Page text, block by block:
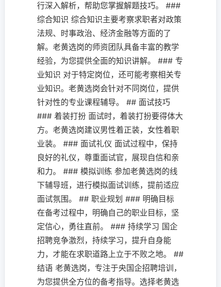
行深入解析，帮助您掌握解题技巧。 ###
综合知识 综合知识主要考察求职者对政策
法规、时事政治、经济金融等方面的了
解。老黄选岗的师资团队具备丰富的教学
经验，为您提供全面的知识讲解。 ### 专
业知识 对于特定岗位，还可能考察相关专
业知识。老黄选岗会针对不同岗位，提供
针对性的专业课程辅导。 ## 面试技巧
### 着装打扮 面试时，着装打扮要得体大
方。老黄选岗建议男性着正装，女性着职
业装。 ### 面试礼仪 面试过程中，保持
良好的礼仪，尊重面试官，展现自信和亲
和力。 ### 模拟训练 参加老黄选岗的线
下辅导班，进行模拟面试训练，提前适应
面试氛围。 ## 职业规划 ### 明确目标
在备考过程中，明确自己的职业目标，坚
定信心，勇往直前。 ### 持续学习 国企
招聘竞争激烈，持续学习，提升自身能
力，才能在求职道路上立于不败之地。 ##
结语 老黄选岗，专注于央国企招聘培训，
为您提供全方位的备考指导。选择老黄选